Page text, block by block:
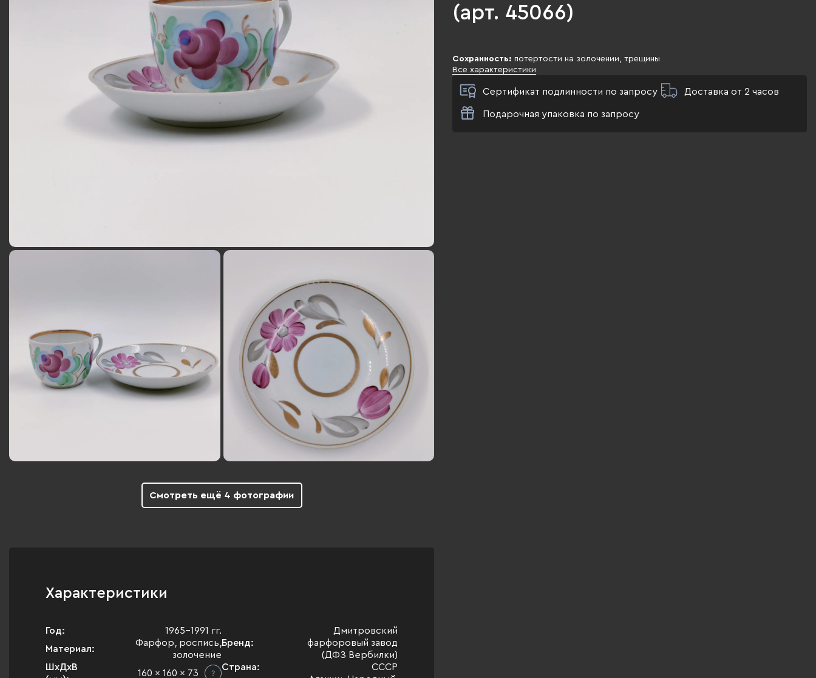
Смотреть ещё 4 фотографии
(арт. 45066)
Сохранность: потертости на золочении, трещины
Все характеристики
Сертификат подлинности по запросу Доставка от 2 часов
Подарочная упаковка по запросу
Характеристики
Год:
1965-1991 гг.
Материал:
Фарфор, роспись,
золочение
ШхДхВ
160 x 160 x 73
Бренд:
Дмитровский
фарфоровый завод
(ДФЗ Вербилки)
Страна:
СССР